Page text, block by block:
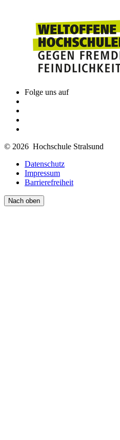
Folge uns auf
© 2026 Hochschule Stralsund
Datenschutz
Impressum
Barrierefreiheit
Nach oben